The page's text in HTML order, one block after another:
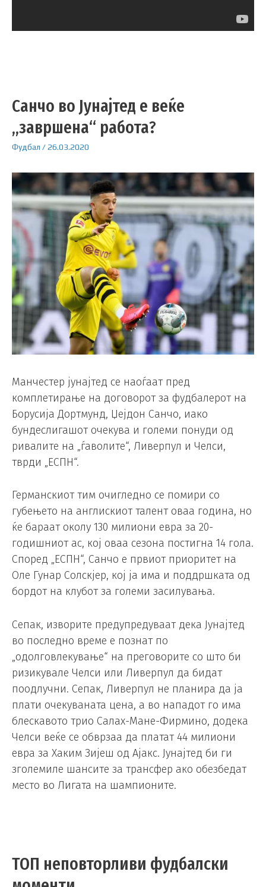
Санчо во Јунајтед е веќе
„завршена“ работа?
Фудбал /26.03.2020
Манчестер јунајтед се наоѓаат пред
комплетирање на договорот за фудбалерот на
Борусија Дортмунд, Џејдон Санчо, иако
бундеслигашот очекува и големи понуди од
ривалите на „ѓаволите“, Ливерпул и Челси,
тврди „ЕСПН“.
Германскиот тим очигледно се помири со
губењето на англискиот талент оваа година, но
ќе бараат околу 130 милиони евра за 20-
годишниот ас, кој оваа сезона постигна 14 гола.
Според „ЕСПН“, Санчо е првиот приоритет на
Оле Гунар Солскјер, кој ја има и поддршката од
бордот на клубот за големи засилувања.
Сепак, изворите предупредуваат дека Јунајтед
во последно време е познат по
„одолговлекување“ на преговорите со што би
ризикувале Челси или Ливерпул да бидат
поодлучни. Сепак, Ливерпул не планира да ја
плати очекуваната цена, а во нападот го има
блескавото трио Салах-Мане-Фирмино, додека
Челси веќе се обврзаа да платат 44 милиони
евра за Хаким Зијеш од Ајакс. Јунајтед би ги
зголемиле шансите за трансфер ако обезбедат
место во Лигата на шампионите.
ТОП неповторливи фудбалски